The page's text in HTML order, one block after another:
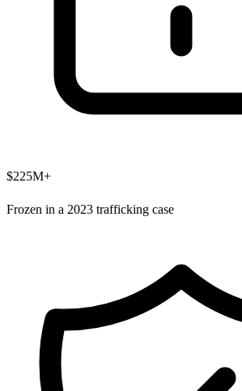
$225M+
Frozen in a 2023 trafficking case